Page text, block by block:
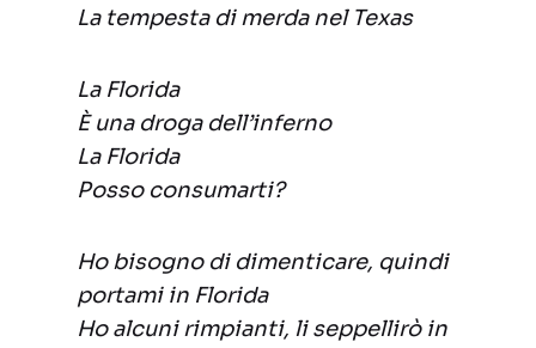
La tempesta di merda nel Texas
La Florida
È una droga dell’inferno
La Florida
Posso consumarti?
Ho bisogno di dimenticare, quindi
portami in Florida
Ho alcuni rimpianti, li seppellirò in